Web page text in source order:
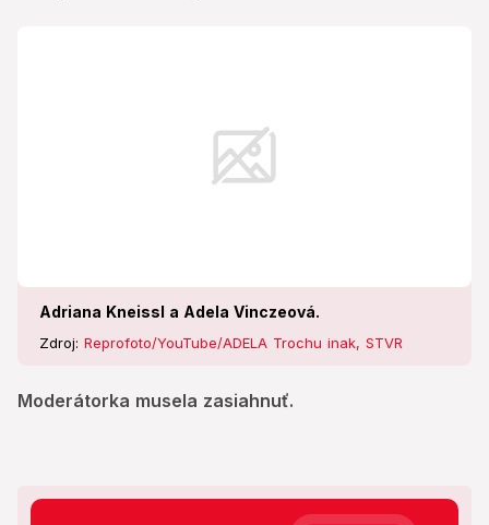
Adriana Kneissl a Adela Vinczeová.
Zdroj: Reprofoto/YouTube/ADELA Trochu inak, STVR
Moderátorka musela zasiahnuť.